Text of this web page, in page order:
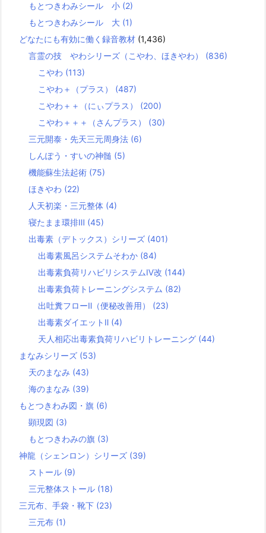
もとつきわみシール 小 (2)
もとつきわみシール 大 (1)
どなたにも有効に働く録音教材 (1,436)
言霊の技 やわシリーズ（こやわ、ほきやわ） (836)
こやわ (113)
こやわ＋（プラス） (487)
こやわ＋＋（にぃプラス） (200)
こやわ＋＋＋（さんプラス） (30)
三元開泰・先天三元周身法 (6)
しんぽう・すいの神髄 (5)
機能蘇生法起術 (75)
ほきやわ (22)
人天初楽・三元整体 (4)
寝たまま環排Ⅲ (45)
出毒素（デトックス）シリーズ (401)
出毒素風呂システムそわか (84)
出毒素負荷リハビリシステムⅣ改 (144)
出毒素負荷トレーニングシステム (82)
出吐糞フローⅡ（便秘改善用） (23)
出毒素ダイエットⅡ (4)
天人相応出毒素負荷リハビリトレーニング (44)
まなみシリーズ (53)
天のまなみ (43)
海のまなみ (39)
もとつきわみ図・旗 (6)
顕現図 (3)
もとつきわみの旗 (3)
神龍（シェンロン）シリーズ (39)
ストール (9)
三元整体ストール (18)
三元布、手袋・靴下 (23)
三元布 (1)